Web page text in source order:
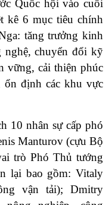
Quốc hội vào cuối
kê 6 mục tiêu chính
tăng trưởng kinh
nghệ, chuyển đổi kỹ
vững, cải thiện phúc
ổn định các khu vực
10 nhân sự cấp phó
Manturov (cựu Bộ
trò Phó Thủ tướng
lại bao gồm: Vitaly
vận tải); Dmitry